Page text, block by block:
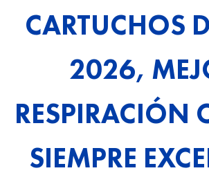
CARTUCHOS
2026,
RESPIRACIÓN
SIEMPRE